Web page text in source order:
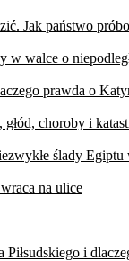
Jak państwo
w walce o
prawda o
choroby i
ślady Egiptu
na ulice
i